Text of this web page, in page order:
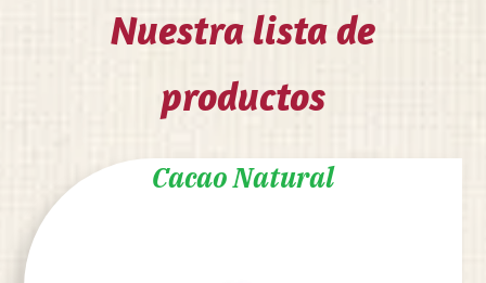
Nuestra lista de
productos
Cacao Natural